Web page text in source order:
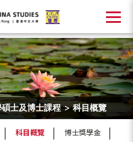
士及博士課程 > 科目概覽
科目概覽
博士獎學金